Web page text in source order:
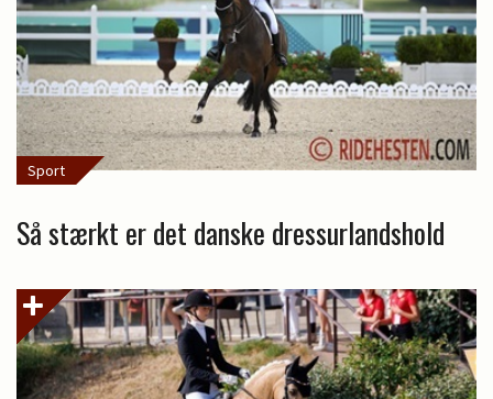
Sport
Så stærkt er det danske dressurlandshold